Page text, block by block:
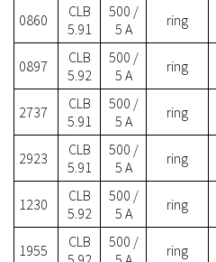
0860
CLB
5.91
500 /
5 A
ring
0897
CLB
5.92
500 /
5 A
ring
2737
CLB
5.91
500 /
5 A
ring
2923
CLB
5.91
500 /
5 A
ring
1230
CLB
5.92
500 /
5 A
ring
1955
CLB
500 /
ring